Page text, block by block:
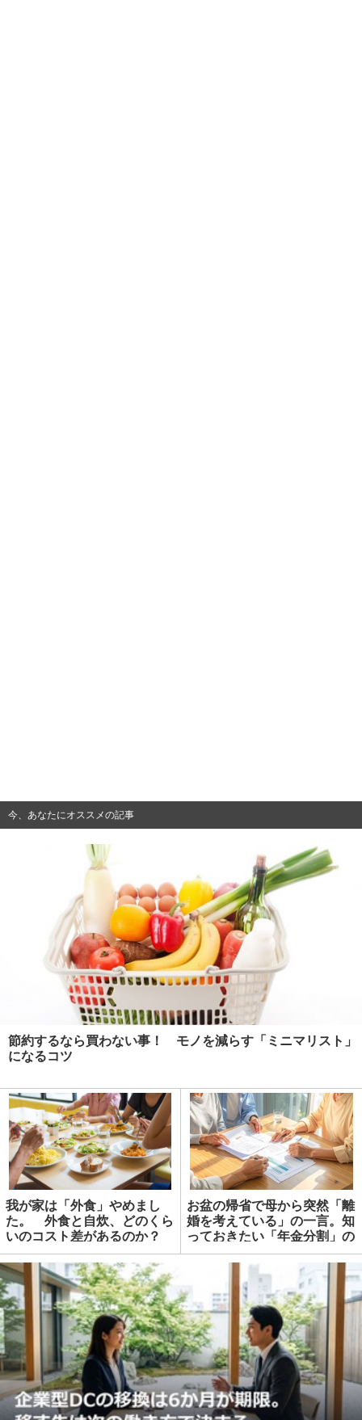
今、あなたにオススメの記事
節約するなら買わない事！ モノを減らす「ミニマリスト」
になるコツ
我が家は「外食」やめまし
た。 外食と自炊、どのくら
いのコスト差があるのか？
お盆の帰省で母から突然「離
婚を考えている」の一言。知
っておきたい「年金分割」の
期限 | マネーの達人